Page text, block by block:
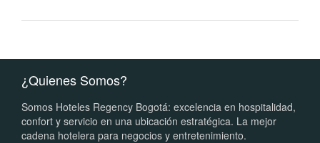
¿Quienes Somos?
Somos Hoteles Regency Bogotá: excelencia en hospitalidad,
confort y servicio en una ubicación estratégica. La mejor
cadena hotelera para negocios y entretenimiento.